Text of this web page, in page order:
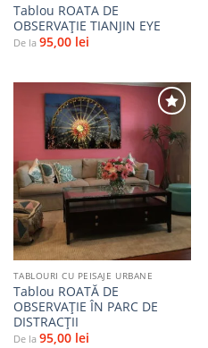
Tablou ROATA DE
OBSERVAȚIE TIANJIN EYE
De la 95,00 lei
Adaugă
favorite
TABLOURI CU PEISAJE URBANE
Tablou ROATĂ DE
OBSERVAȚIE ÎN PARC DE
DISTRACȚII
De la 95,00 lei